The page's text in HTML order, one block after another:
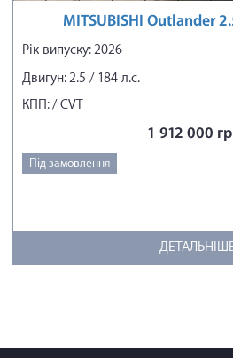
MITSUBISHI Outlander
Рік випуску: 2026
Двигун: 2.5 / 184 л.с.
КПП: / CVT
1 912 000
Під замовлення